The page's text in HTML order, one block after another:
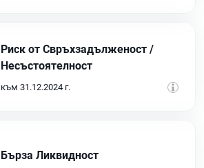
Риск от Свръхзадълженост /
Несъстоятелност
към 31.12.2024 г.
Бърза Ликвидност